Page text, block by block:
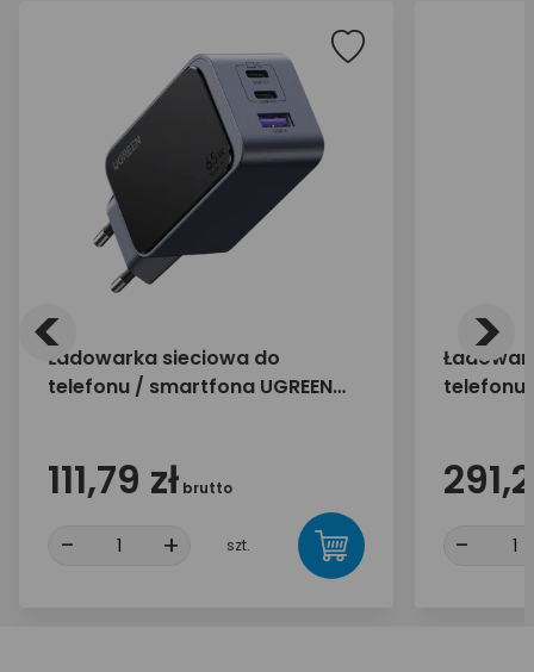
Ładowarka sieciowa do
telefonu / smartfona UGREEN
111,79 zł brutto
- + szt.
telefonu
-
< >